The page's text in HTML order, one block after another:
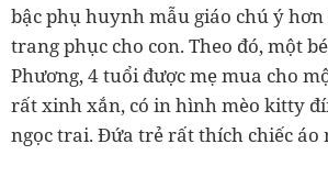
bậc phụ huynh mẫu giáo chú ý
trang phục cho con. Theo đó, một
Phương, 4 tuổi được mẹ mua cho
rất xinh xắn, có in hình mèo kitty
ngọc trai. Đứa trẻ rất thích chiếc áo